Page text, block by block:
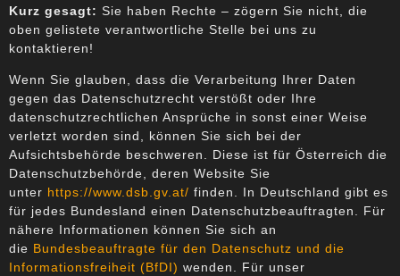
Kurz gesagt: Sie haben Rechte – zögern Sie nicht, die
oben gelistete verantwortliche Stelle bei uns zu
kontaktieren!
Wenn Sie glauben, dass die Verarbeitung Ihrer Daten
gegen das Datenschutzrecht verstößt oder Ihre
datenschutzrechtlichen Ansprüche in sonst einer Weise
verletzt worden sind, können Sie sich bei der
Aufsichtsbehörde beschweren. Diese ist für Österreich die
Datenschutzbehörde, deren Website Sie
unter https://www.dsb.gv.at/ finden. In Deutschland gibt es
für jedes Bundesland einen Datenschutzbeauftragten. Für
nähere Informationen können Sie sich an
die Bundesbeauftragte für den Datenschutz und die
Informationsfreiheit (BfDI) wenden. Für unser